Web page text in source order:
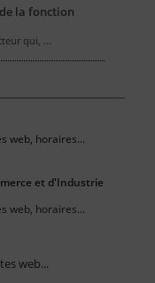
la fonction
qui, …
web, horaires...
et d'Industrie
web, horaires...
web...